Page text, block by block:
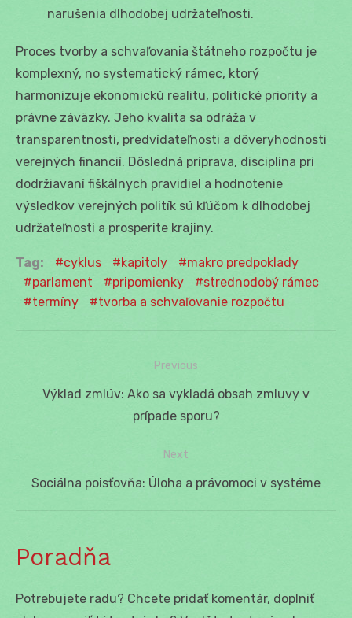
narušenia dlhodobej udržateľnosti.
Proces tvorby a schvaľovania štátneho rozpočtu je
komplexný, no systematický rámec, ktorý
harmonizuje ekonomickú realitu, politické priority a
právne záväzky. Jeho kvalita sa odráža v
transparentnosti, predvídateľnosti a dôveryhodnosti
verejných financií. Dôsledná príprava, disciplína pri
dodržiavaní fiškálnych pravidiel a hodnotenie
výsledkov verejných politík sú kľúčom k dlhodobej
udržateľnosti a prosperite krajiny.
Tag: cyklus kapitoly
makro predpoklady
parlament
pripomienky
strednodobý rámec
termíny
tvorba a schvaľovanie rozpočtu
Navigácia
Previous
Previous
Výklad zmlúv: Ako sa vykladá obsah zmluvy v
prípade sporu?
Next
Next
Sociálna poisťovňa: Úloha a právomoci v systéme
Poradňa
Potrebujete radu? Chcete pridať komentár, doplniť